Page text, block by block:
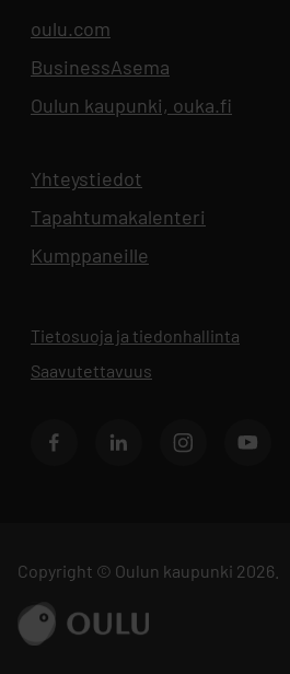
oulu.com
BusinessAsema
Oulun kaupunki, ouka.fi
Yhteystiedot
Tapahtumakalenteri
Kumppaneille
Tietosuoja ja tiedonhallinta
Saavutettavuus
FacebookLinkedIn InstagramYoutube
Copyright © Oulun kaupunki 2026.
Siirry sivustolle ouka.fi